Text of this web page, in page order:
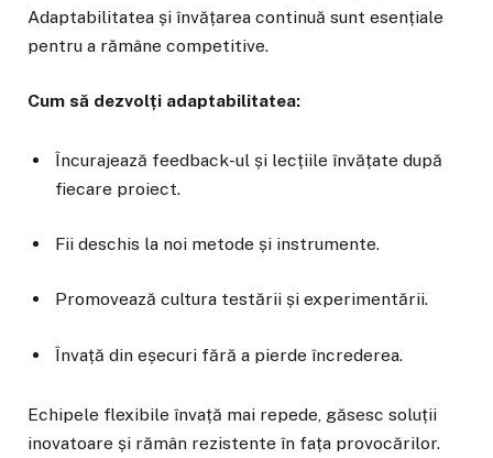
Adaptabilitatea și învățarea continuă sunt esențiale
pentru a rămâne competitive.
Cum să dezvolți adaptabilitatea:
Încurajează feedback-ul și lecțiile învățate după
fiecare proiect.
Fii deschis la noi metode și instrumente.
Promovează cultura testării și experimentării.
Învață din eșecuri fără a pierde încrederea.
Echipele flexibile învață mai repede, găsesc soluții
inovatoare și rămân rezistente în fața provocărilor.